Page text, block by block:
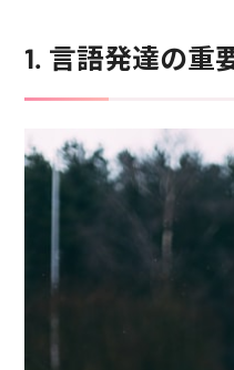
1. 言語発達の重